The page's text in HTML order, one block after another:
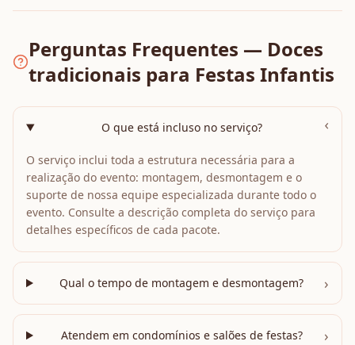
Perguntas Frequentes — Doces
tradicionais para Festas Infantis
O que está incluso no serviço? ›
O serviço inclui toda a estrutura necessária para a
realização do evento: montagem, desmontagem e o
suporte de nossa equipe especializada durante todo o
evento. Consulte a descrição completa do serviço para
detalhes específicos de cada pacote.
Qual o tempo de montagem e desmontagem? ›
Atendem em condomínios e salões de festas? ›